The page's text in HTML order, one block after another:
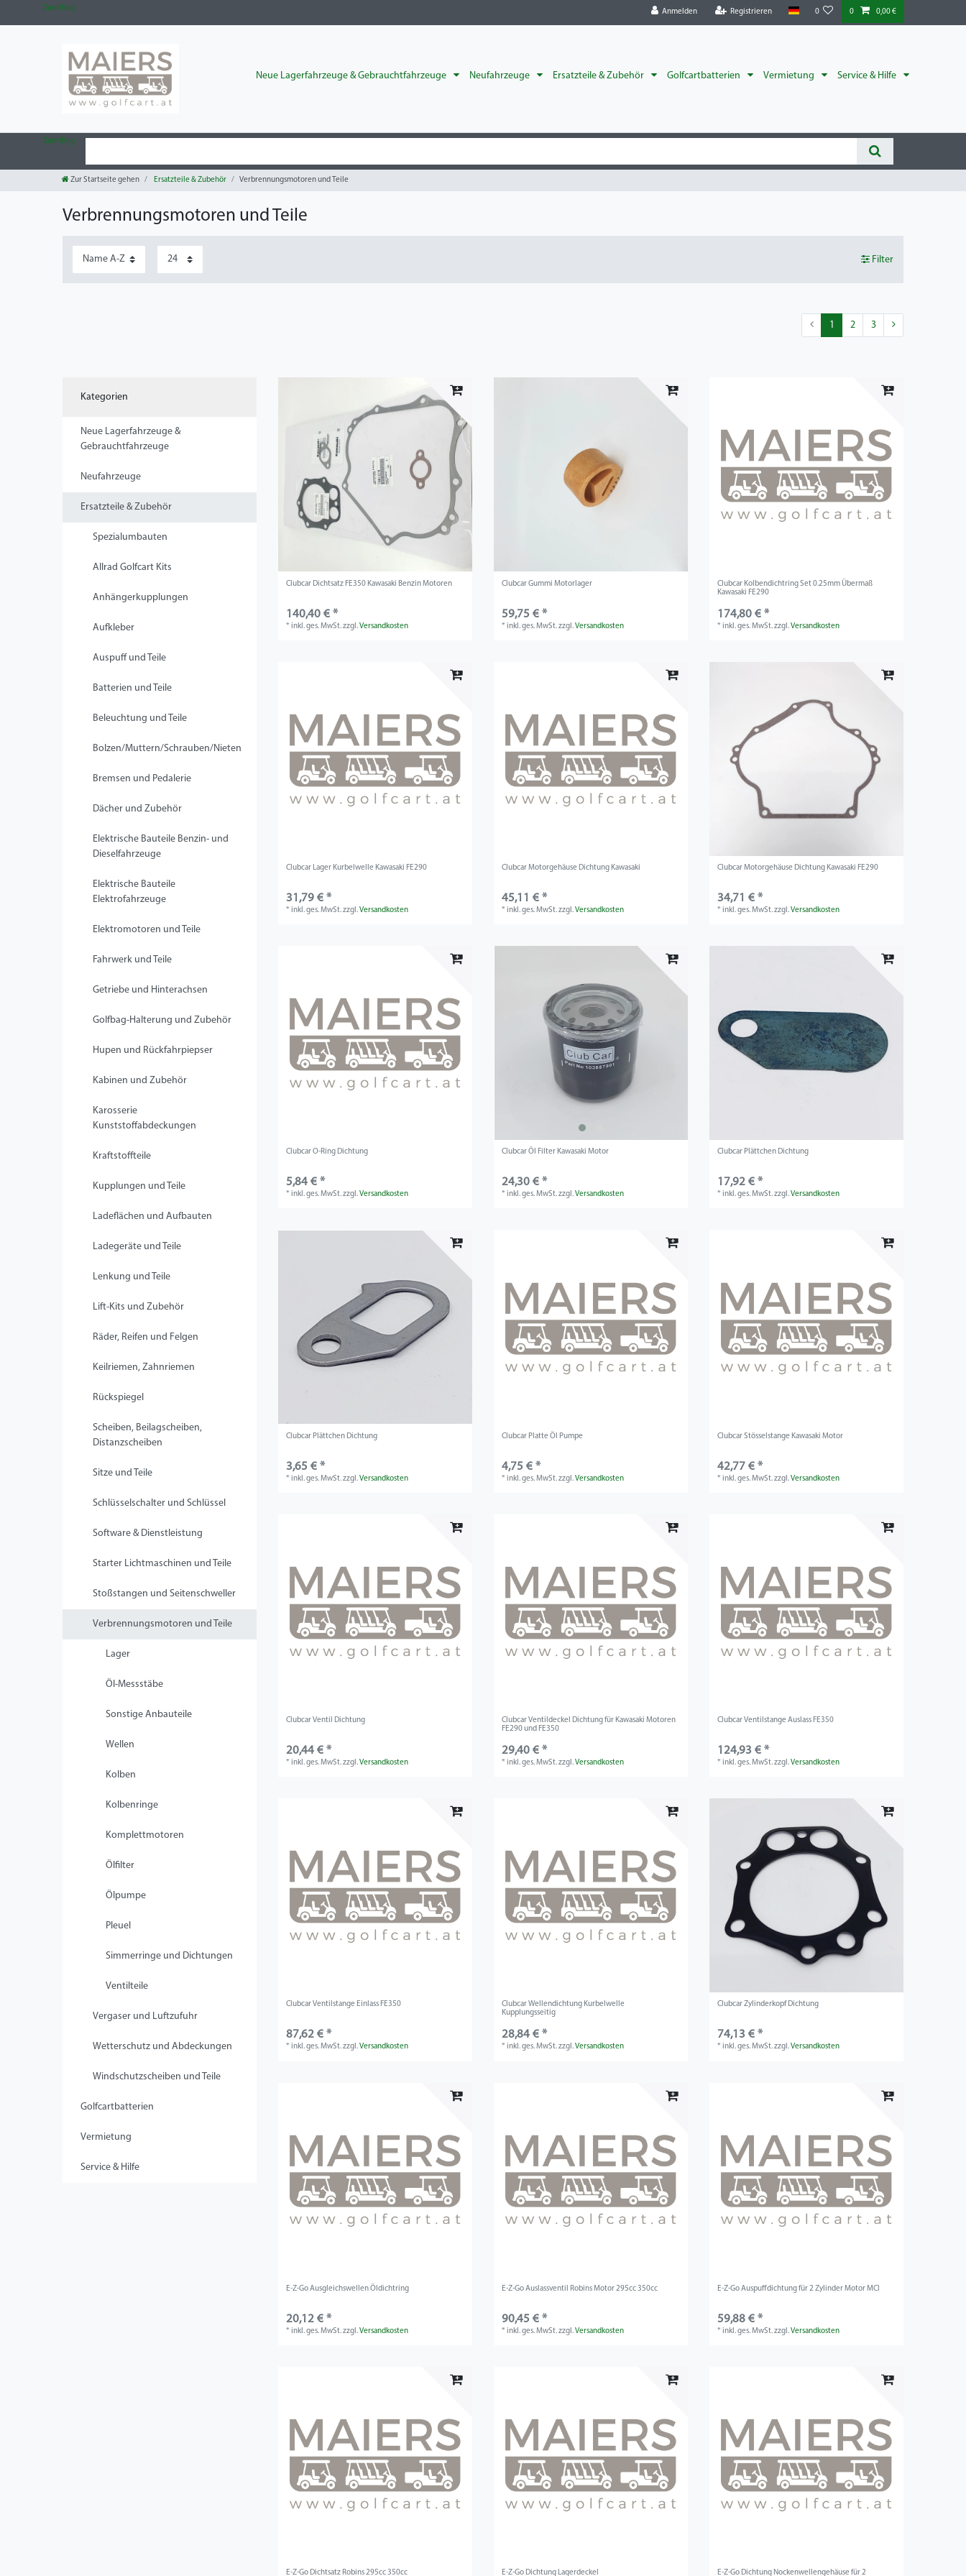
Zum Blog Anmelden Registrieren 0 0 0,00 €
Neue Lagerfahrzeuge & Gebrauchtfahrzeuge Neufahrzeuge Ersatzteile & Zubehör Golfcartbatterien Vermietung Service & Hilfe
Zum Blog
Zur Startseite gehen Ersatzteile & Zubehör Verbrennungsmotoren und Teile
Verbrennungsmotoren und Teile
Filter
1 2 3
Kategorien
Neue Lagerfahrzeuge &
Gebrauchtfahrzeuge
Neufahrzeuge
Ersatzteile & Zubehör
Spezialumbauten
Allrad Golfcart Kits
Anhängerkupplungen
Aufkleber
Auspuff und Teile
Batterien und Teile
Beleuchtung und Teile
Bolzen/Muttern/Schrauben/Nieten
Bremsen und Pedalerie
Dächer und Zubehör
Elektrische Bauteile Benzin- und
Dieselfahrzeuge
Elektrische Bauteile
Elektrofahrzeuge
Elektromotoren und Teile
Fahrwerk und Teile
Getriebe und Hinterachsen
Golfbag-Halterung und Zubehör
Hupen und Rückfahrpiepser
Kabinen und Zubehör
Karosserie
Kunststoffabdeckungen
Kraftstoffteile
Kupplungen und Teile
Ladeflächen und Aufbauten
Ladegeräte und Teile
Lenkung und Teile
Lift-Kits und Zubehör
Räder, Reifen und Felgen
Keilriemen, Zahnriemen
Rückspiegel
Scheiben, Beilagscheiben,
Distanzscheiben
Sitze und Teile
Schlüsselschalter und Schlüssel
Software & Dienstleistung
Starter Lichtmaschinen und Teile
Stoßstangen und Seitenschweller
Verbrennungsmotoren und Teile
Lager
Öl-Messstäbe
Sonstige Anbauteile
Wellen
Kolben
Kolbenringe
Komplettmotoren
Ölfilter
Ölpumpe
Pleuel
Simmerringe und Dichtungen
Ventilteile
Vergaser und Luftzufuhr
Wetterschutz und Abdeckungen
Windschutzscheiben und Teile
Golfcartbatterien
Vermietung
Service & Hilfe
Clubcar Dichtsatz FE350 Kawasaki Benzin Motoren
140,40 € *
*inkl. ges. MwSt.zzgl.Versandkosten
Clubcar Gummi Motorlager
59,75 € *
*inkl. ges. MwSt.zzgl.Versandkosten
Clubcar Kolbendichtring Set 0.25mm Übermaß
Kawasaki FE290
174,80 € *
*inkl. ges. MwSt.zzgl.Versandkosten
Clubcar Lager Kurbelwelle Kawasaki FE290
31,79 € *
*inkl. ges. MwSt.zzgl.Versandkosten
Clubcar Motorgehäuse Dichtung Kawasaki
45,11 € *
*inkl. ges. MwSt.zzgl.Versandkosten
Clubcar Motorgehäuse Dichtung Kawasaki FE290
34,71 € *
*inkl. ges. MwSt.zzgl.Versandkosten
Clubcar O-Ring Dichtung
5,84 € *
*inkl. ges. MwSt.zzgl.Versandkosten
Clubcar Öl Filter Kawasaki Motor
24,30 € *
*inkl. ges. MwSt.zzgl.Versandkosten
Clubcar Plättchen Dichtung
17,92 € *
*inkl. ges. MwSt.zzgl.Versandkosten
Clubcar Plättchen Dichtung
3,65 € *
*inkl. ges. MwSt.zzgl.Versandkosten
Clubcar Platte Öl Pumpe
4,75 € *
*inkl. ges. MwSt.zzgl.Versandkosten
Clubcar Stösselstange Kawasaki Motor
42,77 € *
*inkl. ges. MwSt.zzgl.Versandkosten
Clubcar Ventil Dichtung
20,44 € *
*inkl. ges. MwSt.zzgl.Versandkosten
Clubcar Ventildeckel Dichtung für Kawasaki Motoren
FE290 und FE350
29,40 € *
*inkl. ges. MwSt.zzgl.Versandkosten
Clubcar Ventilstange Auslass FE350
124,93 € *
*inkl. ges. MwSt.zzgl.Versandkosten
Clubcar Ventilstange Einlass FE350
87,62 € *
*inkl. ges. MwSt.zzgl.Versandkosten
Clubcar Wellendichtung Kurbelwelle
Kupplungsseitig
28,84 € *
*inkl. ges. MwSt.zzgl.Versandkosten
Clubcar Zylinderkopf Dichtung
74,13 € *
*inkl. ges. MwSt.zzgl.Versandkosten
E-Z-Go Ausgleichswellen Öldichtring
20,12 € *
*inkl. ges. MwSt.zzgl.Versandkosten
E-Z-Go Auslassventil Robins Motor 295cc 350cc
90,45 € *
*inkl. ges. MwSt.zzgl.Versandkosten
E-Z-Go Auspuffdichtung für 2 Zylinder Motor MCI
59,88 € *
*inkl. ges. MwSt.zzgl.Versandkosten
E-Z-Go Dichtsatz Robins 295cc 350cc E-Z-Go Dichtung Lagerdeckel E-Z-Go Dichtung Nockenwellengehäuse für 2